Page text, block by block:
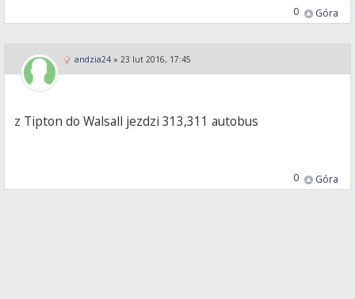
Góra
0
andzia24 » 23 lut 2016, 17:45
z Tipton do Walsall jezdzi 313,311 autobus
Góra
0